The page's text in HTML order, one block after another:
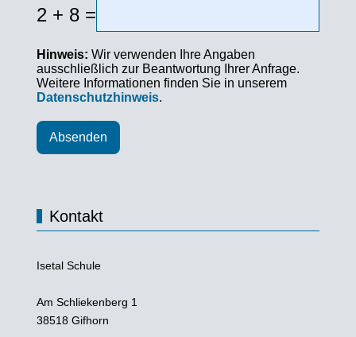
2 + 8 =
Hinweis: Wir verwenden Ihre Angaben
ausschließlich zur Beantwortung Ihrer Anfrage.
Weitere Informationen finden Sie in unserem
Datenschutzhinweis.
Absenden
Kontakt
Isetal Schule
Am Schliekenberg 1
38518 Gifhorn